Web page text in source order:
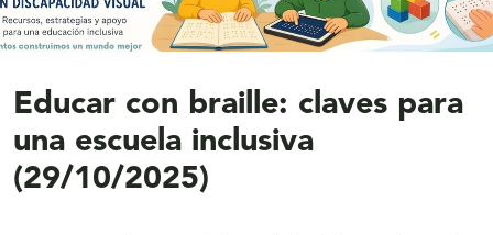
Educar con braille: claves para
una escuela inclusiva
(29/10/2025)